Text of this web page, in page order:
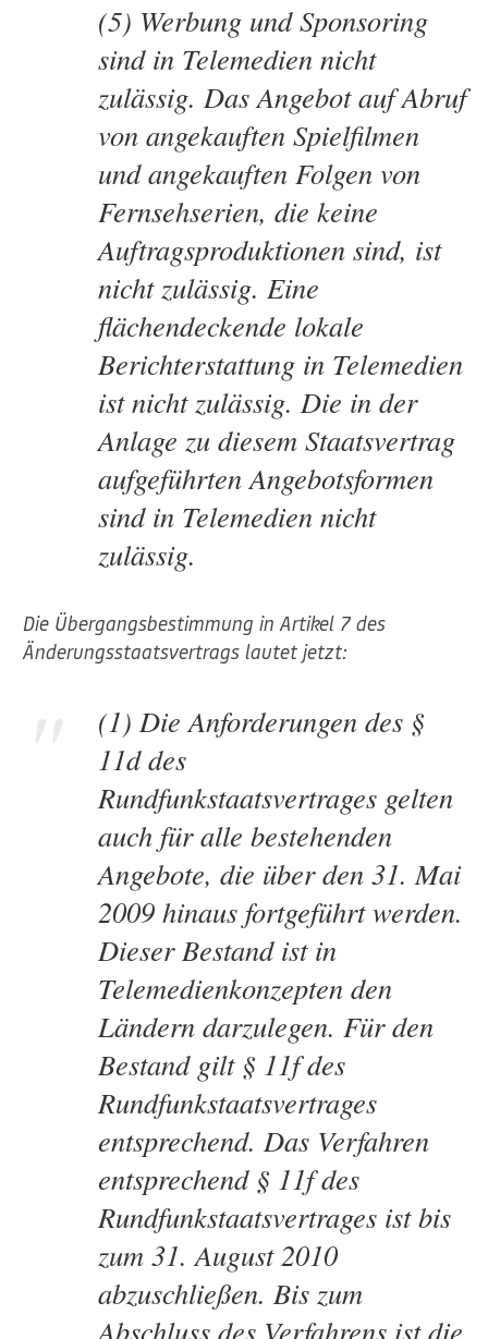
(5) Werbung und Sponsoring
sind in Telemedien nicht
zulässig. Das Angebot auf Abruf
von angekauften Spielfilmen
und angekauften Folgen von
Fernsehserien, die keine
Auftragsproduktionen sind, ist
nicht zulässig. Eine
flächendeckende lokale
Berichterstattung in Telemedien
ist nicht zulässig. Die in der
Anlage zu diesem Staatsvertrag
aufgeführten Angebotsformen
sind in Telemedien nicht
zulässig.
Die Übergangsbestimmung in Artikel 7 des
Änderungsstaatsvertrags lautet jetzt:
(1) Die Anforderungen des §
11d des
Rundfunkstaatsvertrages gelten
auch für alle bestehenden
Angebote, die über den 31. Mai
2009 hinaus fortgeführt werden.
Dieser Bestand ist in
Telemedienkonzepten den
Ländern darzulegen. Für den
Bestand gilt § 11f des
Rundfunkstaatsvertrages
entsprechend. Das Verfahren
entsprechend § 11f des
Rundfunkstaatsvertrages ist bis
zum 31. August 2010
abzuschließen. Bis zum
Abschluss des Verfahrens ist die